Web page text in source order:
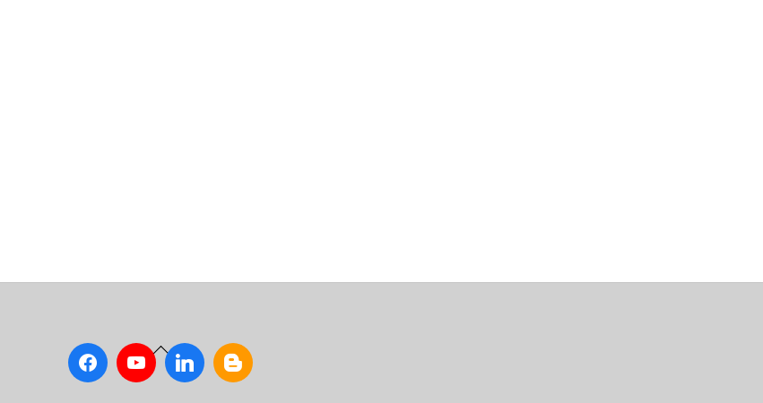
Back
To